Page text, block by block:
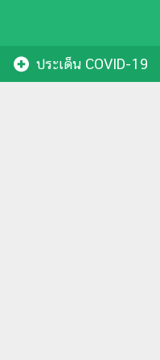
ประเด็น COVID-19